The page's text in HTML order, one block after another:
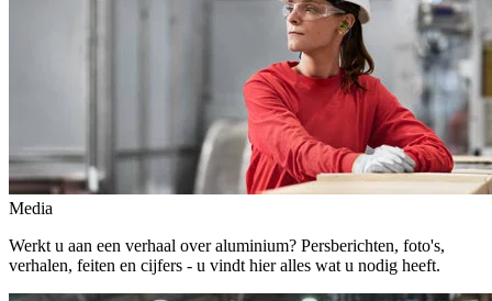
Media
Werkt u aan een verhaal over aluminium? Persberichten, foto's,
verhalen, feiten en cijfers - u vindt hier alles wat u nodig heeft.